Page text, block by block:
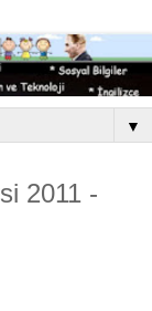
▼
2011 -